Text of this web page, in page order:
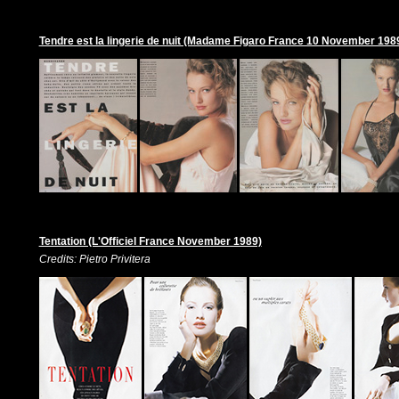
Tendre est la lingerie de nuit (Madame Figaro France 10 November
Tentation (L'Officiel France November 1989)
Credits: Pietro Privitera